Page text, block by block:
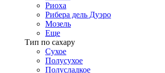
Риоха
Рибера дель Дуэро
Мозель
Еще
Тип по сахару
Сухое
Полусухое
Полусладкое